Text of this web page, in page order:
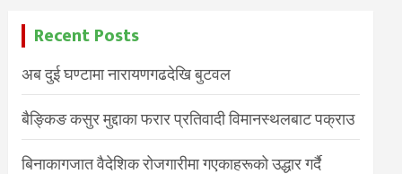
Recent Posts
अब दुई घण्टामा नारायणगढदेखि बुटवल
बैङ्किङ कसुर मुद्दाका फरार प्रतिवादी विमानस्थलबाट पक्राउ
बिनाकागजात वैदेशिक रोजगारीमा गएकाहरूको उद्धार गर्दै